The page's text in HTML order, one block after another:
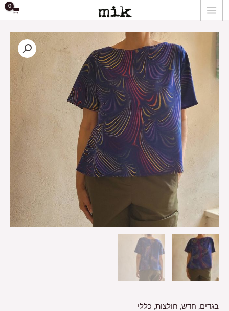
דילוג
לתוכן
MAIN
בגדים, חדש, חולצות, כללי
מודפסת
quantity